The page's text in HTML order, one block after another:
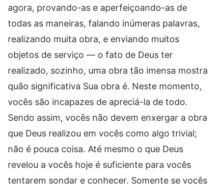
agora, provando-as e aperfeiçoando-as de
todas as maneiras, falando inúmeras palavras,
realizando muita obra, e enviando muitos
objetos de serviço — o fato de Deus ter
realizado, sozinho, uma obra tão imensa mostra
quão significativa Sua obra é. Neste momento,
vocês são incapazes de apreciá-la de todo.
Sendo assim, vocês não devem enxergar a obra
que Deus realizou em vocês como algo trivial;
não é pouca coisa. Até mesmo o que Deus
revelou a vocês hoje é suficiente para vocês
tentarem sondar e conhecer. Somente se vocês